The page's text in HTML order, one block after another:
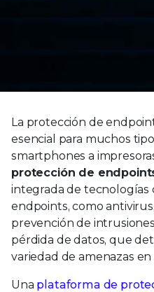
La protección de
esencial para muchos
smartphones a
protección de
integrada de tecnologías
endpoints, como
prevención de
pérdida de datos, que
variedad de amenazas
Una plataforma de